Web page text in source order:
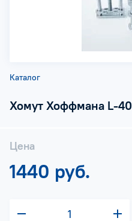
Каталог
Хомут Хоффмана L-40
Цена
1440 руб.